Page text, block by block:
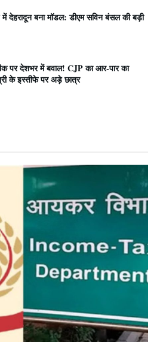
देहरादून बना मॉडल: डीएम सविन बंसल की बड़ी
पर देशभर में बवाल! CJP का आर-पार का
के इस्तीफे पर अड़े छात्र